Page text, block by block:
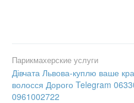
Парикмахерские услуги
Дівчата Львова-куплю ваше
волосся Дорого Telegram
0961002722